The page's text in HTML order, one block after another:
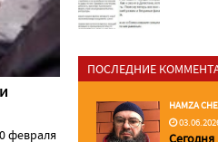
февраля
ПОСЛЕДНИЕ
HAMZA